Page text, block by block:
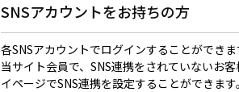
SNSアカウントをお持ちの方
各SNSアカウントでログインすることができま
当サイト会員で、SNS連携をされていないお
イページでSNS連携を設定することができます。